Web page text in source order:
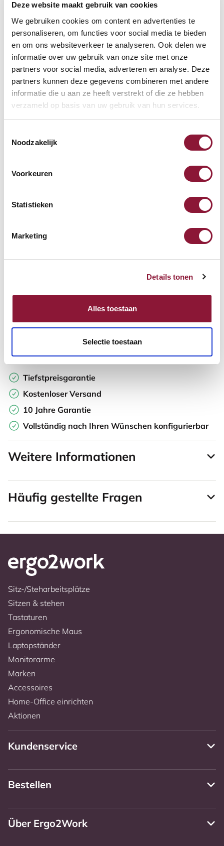
Deze website maakt gebruik van cookies
We gebruiken cookies om content en advertenties te
personaliseren, om functies voor social media te bieden
en om ons websiteverkeer te analyseren. Ook delen we
informatie over uw gebruik van onze site met onze
partners voor social media, adverteren en analyse. Deze
partners kunnen deze gegevens combineren met andere
informatie die u aan ze heeft verstrekt of die ze hebben
verzameld op basis van uw gebruik van hun services.
Noodzakelijk
Voorkeuren
Statistieken
Marketing
Details tonen
Alles toestaan
Selectie toestaan
FUSSRING ?
FUSSRING AUS POLIERTEM ALUMINIUM ?
Verfügbar
Auf der Suche nach Stückzahlen? Machen Sie Ihren Arbeitsplatz
komplett und fordern Sie direkt ein individuelles Angebot an.
Zur Vergleichsliste hinzufügen
Tiefstpreisgarantie
Kostenloser Versand
10 Jahre Garantie
Vollständig nach Ihren Wünschen konfigurierbar
Weitere Informationen
Häufig gestellte Fragen
Sitz-/Steharbeitsplätze
Sitzen & stehen
Tastaturen
Ergonomische Maus
Laptopständer
Monitorarme
Marken
Accessoires
Home-Office einrichten
Aktionen
Kundenservice
Bestellen
Über Ergo2Work